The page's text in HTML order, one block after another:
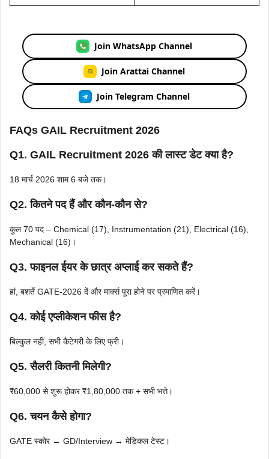
Join WhatsApp Channel
Join Arattai Channel
Join Telegram Channel
FAQs GAIL Recruitment 2026
Q1. GAIL Recruitment 2026 की लास्ट डेट क्या है?
18 मार्च 2026 शाम 6 बजे तक।
Q2. कितने पद हैं और कौन-कौन से?
कुल 70 पद – Chemical (17), Instrumentation (21), Electrical (16),
Mechanical (16)।
Q3. फाइनल ईयर के छात्र अप्लाई कर सकते हैं?
हां, बशर्ते GATE-2026 दें और मार्क्स पूरा होने पर प्रमाणित करें।
Q4. कोई एप्लीकेशन फीस है?
बिल्कुल नहीं, सभी कैटेगरी के लिए फ्री।
Q5. सैलरी कितनी मिलेगी?
₹60,000 से शुरू होकर ₹1,80,000 तक + सभी भत्ते।
Q6. चयन कैसे होगा?
GATE स्कोर → GD/Interview → मेडिकल टेस्ट।